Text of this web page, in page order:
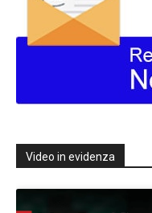
Video in evidenza